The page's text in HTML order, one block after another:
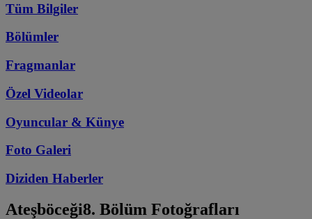
Tüm Bilgiler
Bölümler
Fragmanlar
Özel Videolar
Oyuncular & Künye
Foto Galeri
Diziden Haberler
Ateşböceği8. Bölüm Fotoğrafları